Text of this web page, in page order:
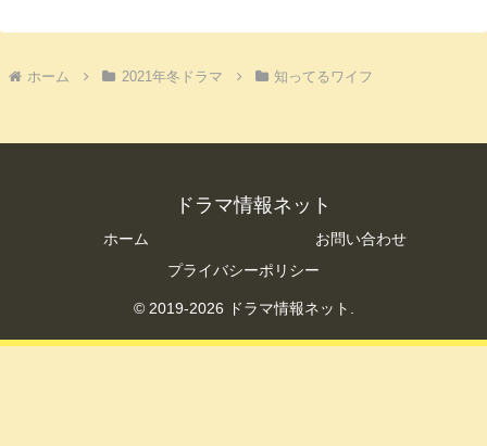
ホーム 2021年冬ドラマ 知ってるワイフ
ドラマ情報ネット
ホーム
お問い合わせ
プライバシーポリシー
© 2019-2026 ドラマ情報ネット.